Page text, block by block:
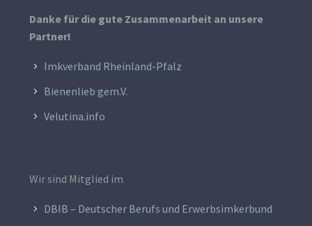
Danke für die gute Zusammenarbeit an unsere
Partner!
Imkverband Rheinland-Pfalz
Bienenlieb gem.V.
Velutina.info
Wir sind Mitglied im
DBIB – Deutscher Berufs und Erwerbsimkerbund